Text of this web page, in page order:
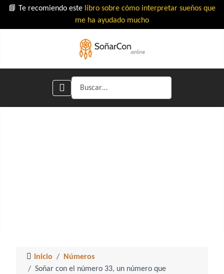
📘 Te recomiendo este libro sobre cómo interpretar sueños que
me ha ayudado mucho
Buscar
Inicio
Números
Soñar con el número 33, un número que